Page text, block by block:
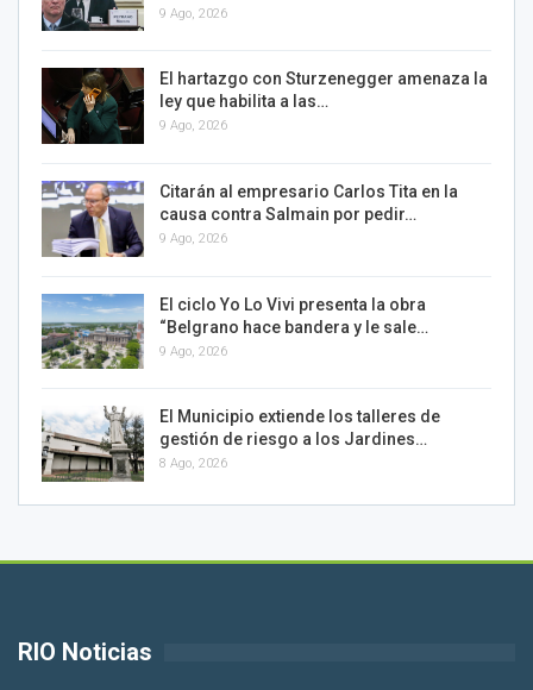
9 Ago, 2026
El hartazgo con Sturzenegger amenaza la
ley que habilita a las…
9 Ago, 2026
Citarán al empresario Carlos Tita en la
causa contra Salmain por pedir…
9 Ago, 2026
El ciclo Yo Lo Vivi presenta la obra
“Belgrano hace bandera y le sale…
9 Ago, 2026
El Municipio extiende los talleres de
gestión de riesgo a los Jardines…
8 Ago, 2026
RIO Noticias